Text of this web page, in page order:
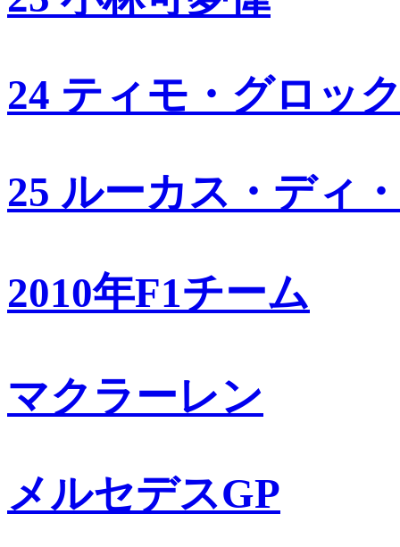
24 ティモ・グロッ
25 ルーカス・ディ
2010年F1チーム
マクラーレン
メルセデスGP